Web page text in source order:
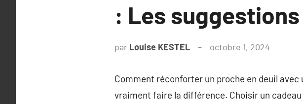
: Les
par Louise KESTEL octobre 1, 2024
Comment réconforter un proche en deuil avec
vraiment faire la différence. Choisir un